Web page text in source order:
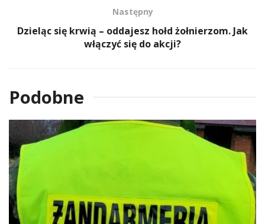
Następny
Dzieląc się krwią – oddajesz hołd żołnierzom. Jak
włączyć się do akcji?
Podobne